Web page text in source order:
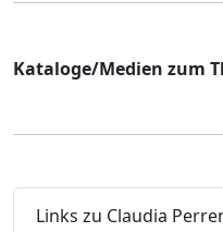
Kataloge/Medien zum
Links zu Claudia